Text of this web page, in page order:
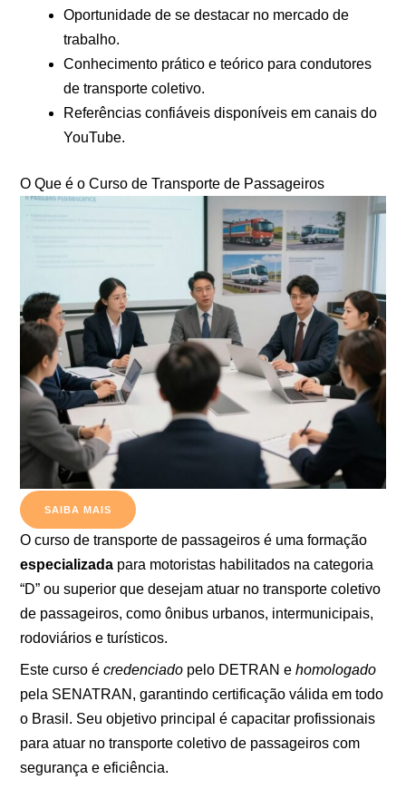
Oportunidade de se destacar no mercado de
trabalho.
Conhecimento prático e teórico para condutores
de transporte coletivo.
Referências confiáveis disponíveis em canais do
YouTube.
O Que é o Curso de Transporte de Passageiros
SAIBA MAIS
O curso de transporte de passageiros é uma formação
especializada para motoristas habilitados na categoria
“D” ou superior que desejam atuar no transporte coletivo
de passageiros, como ônibus urbanos, intermunicipais,
rodoviários e turísticos.
Este curso écredenciado pelo DETRAN ehomologado
pela SENATRAN, garantindo certificação válida em todo
o Brasil. Seu objetivo principal é capacitar profissionais
para atuar no transporte coletivo de passageiros com
segurança e eficiência.